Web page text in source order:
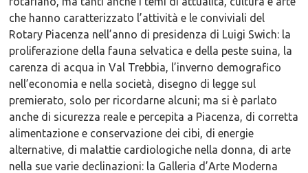
che hanno caratterizzato l’attività e le conviviali del
Rotary Piacenza nell’anno di presidenza di Luigi Swich: la
proliferazione della fauna selvatica e della peste suina, la
carenza di acqua in Val Trebbia, l’inverno demografico
nell’economia e nella società, disegno di legge sul
premierato, solo per ricordarne alcuni; ma si è parlato
anche di sicurezza reale e percepita a Piacenza, di corretta
alimentazione e conservazione dei cibi, di energie
alternative, di malattie cardiologiche nella donna, di arte
nella sue varie declinazioni: la Galleria d’Arte Moderna